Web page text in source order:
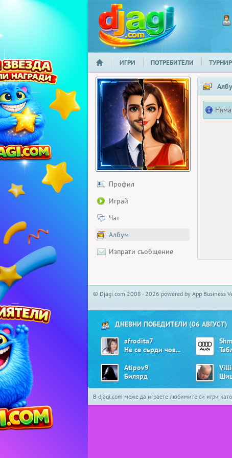
djagi.com
НАЧАЛО
ИГРИ ПОТРЕБИТЕЛИ
Профил
Играй
Чат
Албум
Изпрати съобщение
© Djagi.com 2008 - 2026 powered by App Business
ДНЕВНИ ПОБЕДИТЕЛИ (06 АВГУСТ)
afrodita7
Не се сърди човече
Atipov9
Билярд
В djagi.com може да играете любимите си игри като